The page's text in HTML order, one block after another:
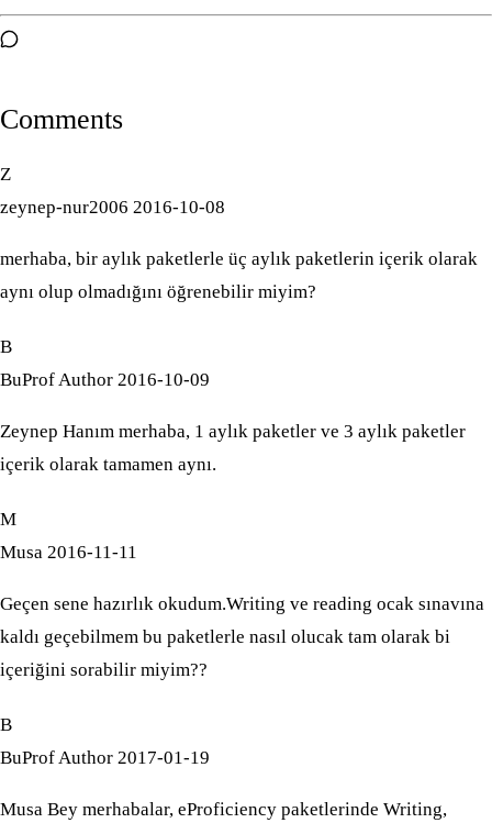
Comments
Z
zeynep-nur2006 2016-10-08
merhaba, bir aylık paketlerle üç aylık paketlerin içerik olarak
aynı olup olmadığını öğrenebilir miyim?
B
BuProfAuthor 2016-10-09
Zeynep Hanım merhaba, 1 aylık paketler ve 3 aylık paketler
içerik olarak tamamen aynı.
M
Musa 2016-11-11
Geçen sene hazırlık okudum.Writing ve reading ocak sınavına
kaldı geçebilmem bu paketlerle nasıl olucak tam olarak bi
içeriğini sorabilir miyim??
B
BuProfAuthor 2017-01-19
Musa Bey merhabalar, eProficiency paketlerinde Writing,